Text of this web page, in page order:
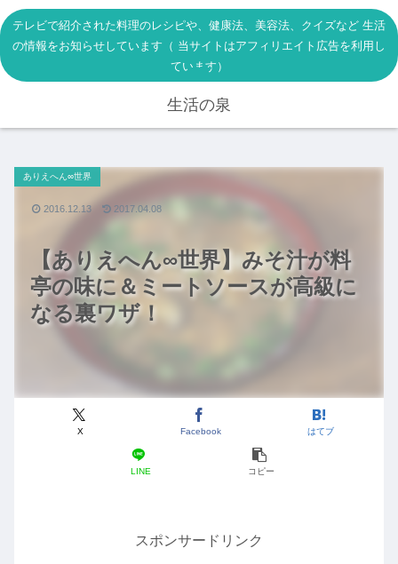
テレビで紹介された料理のレシピや、健康法、美容法、クイズなど 生活
の情報をお知らせしています（ 当サイトはアフィリエイト広告を利用し
ています）
生活の泉
【ありえへん∞世界】みそ汁が料
亭の味に＆ミートソースが高級に
なる裏ワザ！
ありえへん∞世界
X Facebook はてブ
LINE コピー
2016.12.13 2017.04.08
スポンサードリンク